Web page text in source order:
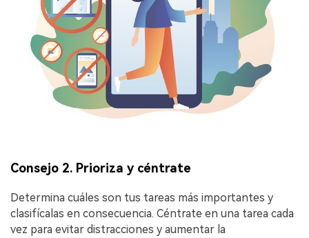
Consejo 2. Prioriza y céntrate
Determina cuáles son tus tareas más importantes y
clasifícalas en consecuencia. Céntrate en una tarea cada
vez para evitar distracciones y aumentar la